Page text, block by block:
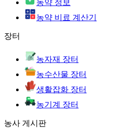
농약 정보
농약 비료 계산기
장터
농자재 장터
농수산물 장터
생활잡화 장터
농기계 장터
농사 게시판